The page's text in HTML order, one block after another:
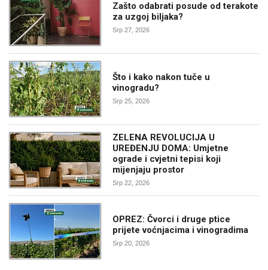
Zašto odabrati posude od terakote
za uzgoj biljaka?
Srp 27, 2026
Što i kako nakon tuče u
vinogradu?
Srp 25, 2026
ZELENA REVOLUCIJA U
UREĐENJU DOMA: Umjetne
ograde i cvjetni tepisi koji
mijenjaju prostor
Srp 22, 2026
OPREZ: Čvorci i druge ptice
prijete voćnjacima i vinogradima
Srp 20, 2026